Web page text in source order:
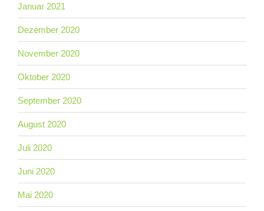
Januar 2021
Dezember 2020
November 2020
Oktober 2020
September 2020
August 2020
Juli 2020
Juni 2020
Mai 2020